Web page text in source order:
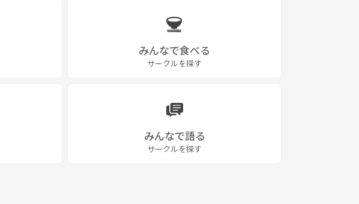
みんなで食べる
サークルを探す
みんなで語る
サークルを探す